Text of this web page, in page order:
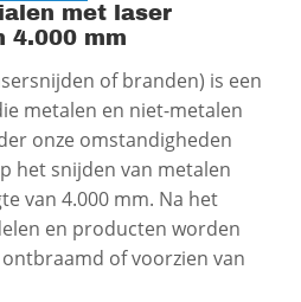
met laser
4.000 mm
of branden) is een
metalen en niet-metalen
onze omstandigheden
het snijden van metalen
van 4.000 mm. Na het
en producten worden
of voorzien van